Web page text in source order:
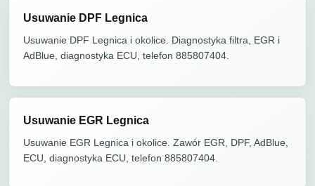
Usuwanie DPF Legnica
Usuwanie DPF Legnica i okolice. Diagnostyka filtra, EGR i
AdBlue, diagnostyka ECU, telefon 885807404.
Usuwanie EGR Legnica
Usuwanie EGR Legnica i okolice. Zawór EGR, DPF, AdBlue,
ECU, diagnostyka ECU, telefon 885807404.